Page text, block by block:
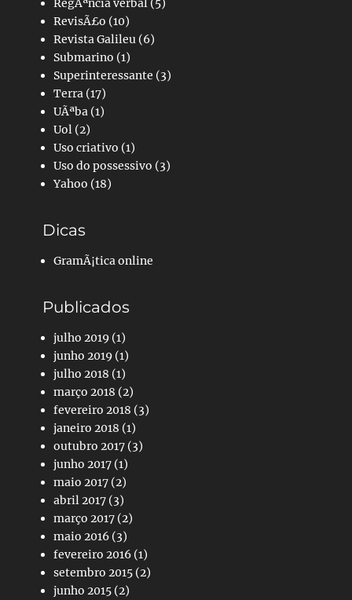
RegÃªncia verbal (5)
RevisÃ£o (10)
Revista Galileu (6)
Submarino (1)
Superinteressante (3)
Terra (17)
UÃªba (1)
Uol (2)
Uso criativo (1)
Uso do possessivo (3)
Yahoo (18)
Dicas
GramÃ¡tica online
Publicados
julho 2019 (1)
junho 2019 (1)
julho 2018 (1)
março 2018 (2)
fevereiro 2018 (3)
janeiro 2018 (1)
outubro 2017 (3)
junho 2017 (1)
maio 2017 (2)
abril 2017 (3)
março 2017 (2)
maio 2016 (3)
fevereiro 2016 (1)
setembro 2015 (2)
junho 2015 (2)